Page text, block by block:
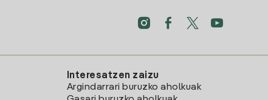
Interesatzen zaizu
Argindarrari buruzko aholkuak